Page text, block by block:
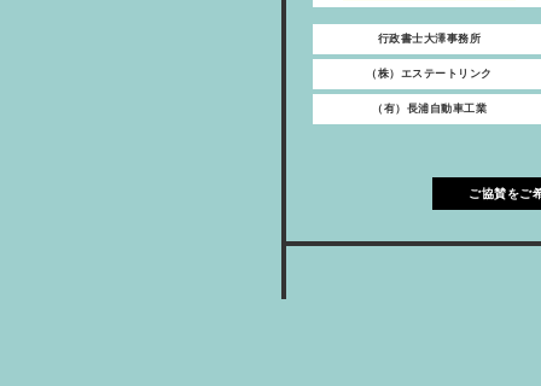
行政書士大澤事務所
（株）エステートリンク
（有）長浦自動車工業
ご協賛をご